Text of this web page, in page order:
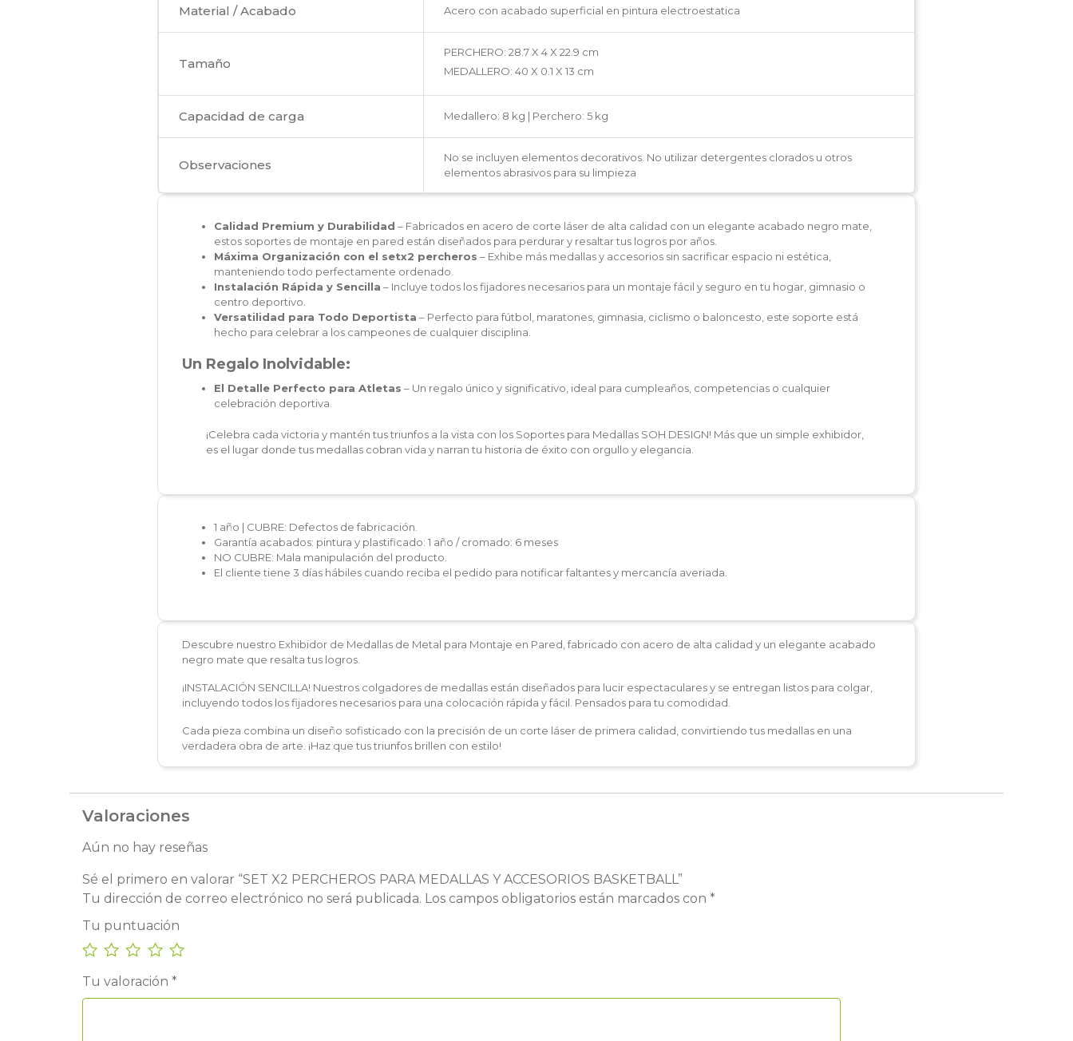
Material / Acabado Acero con acabado superficial en pintura electroestatica
Tamaño
PERCHERO: 28.7 X 4 X 22.9 cm
MEDALLERO: 40 X 0.1 X 13 cm
Capacidad de carga Medallero: 8 kg | Perchero: 5 kg
Observaciones
No se incluyen elementos decorativos. No utilizar detergentes clorados u otros
elementos abrasivos para su limpieza
Calidad Premium y Durabilidad – Fabricados en acero de corte láser de alta calidad con un elegante acabado negro mate,
estos soportes de montaje en pared están diseñados para perdurar y resaltar tus logros por años.
Máxima Organización con el setx2 percheros – Exhibe más medallas y accesorios sin sacrificar espacio ni estética,
manteniendo todo perfectamente ordenado.
Instalación Rápida y Sencilla – Incluye todos los fijadores necesarios para un montaje fácil y seguro en tu hogar, gimnasio o
centro deportivo.
Versatilidad para Todo Deportista – Perfecto para fútbol, maratones, gimnasia, ciclismo o baloncesto, este soporte está
hecho para celebrar a los campeones de cualquier disciplina.
Un Regalo Inolvidable:
El Detalle Perfecto para Atletas – Un regalo único y significativo, ideal para cumpleaños, competencias o cualquier
celebración deportiva.
¡Celebra cada victoria y mantén tus triunfos a la vista con los Soportes para Medallas SOH DESIGN! Más que un simple exhibidor,
es el lugar donde tus medallas cobran vida y narran tu historia de éxito con orgullo y elegancia.
1 año | CUBRE: Defectos de fabricación.
Garantía acabados: pintura y plastificado: 1 año / cromado: 6 meses
NO CUBRE: Mala manipulación del producto.
El cliente tiene 3 días hábiles cuando reciba el pedido para notificar faltantes y mercancía averiada.
Descubre nuestro Exhibidor de Medallas de Metal para Montaje en Pared, fabricado con acero de alta calidad y un elegante acabado
negro mate que resalta tus logros.
¡INSTALACIÓN SENCILLA! Nuestros colgadores de medallas están diseñados para lucir espectaculares y se entregan listos para colgar,
incluyendo todos los fijadores necesarios para una colocación rápida y fácil. Pensados para tu comodidad.
Cada pieza combina un diseño sofisticado con la precisión de un corte láser de primera calidad, convirtiendo tus medallas en una
verdadera obra de arte. ¡Haz que tus triunfos brillen con estilo!
Valoraciones
Aún no hay reseñas
Sé el primero en valorar “SET X2 PERCHEROS PARA MEDALLAS Y ACCESORIOS BASKETBALL”
Tu dirección de correo electrónico no será publicada. Los campos obligatorios están marcados con *
Tu puntuación
Tu valoración *